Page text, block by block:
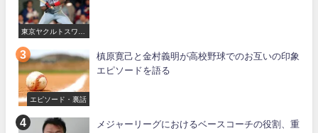
東京ヤクルトスワロ
エピソード・裏話
槙原寛己と金村義明が高校野球でのお互いの印象
エピソードを語る
メジャーリーグにおけるベースコーチの役割、重